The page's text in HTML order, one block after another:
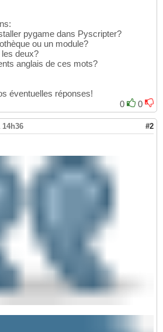
pygame dans Pyscripter?
ou un module?
deux?
anglais de ces mots?
éventuelles réponses!
0
0
14h36 #2